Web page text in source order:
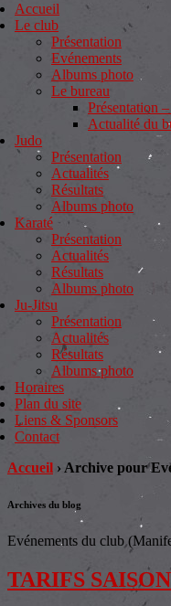
Accueil
Le club
Présentation
Evénements
Albums photo
Le bureau
Présentation
Actualité du
Judo
Présentation
Actualités
Résultats
Albums photo
Karaté
Présentation
Actualités
Résultats
Albums photo
Ju-Jitsu
Présentation
Actualités
Résultats
Albums photo
Horaires
Plan du site
Liens & Sponsors
Contact
Accueil › Archive pour
Archives du blog
Evénements du club
TARIFS